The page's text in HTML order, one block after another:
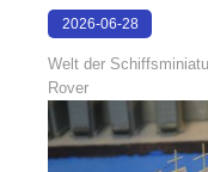
2026-06-28
Welt der
Rover